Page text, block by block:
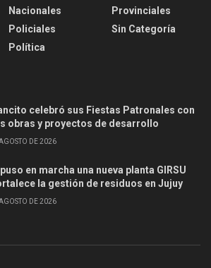
Nacionales
Policiales
Política
Provinciales
Sin Categoría
celebró sus Fiestas Patronales con
obras y proyectos de desarrollo
DE 2026
en marcha una nueva planta GIRSU
la gestión de residuos en Jujuy
DE 2026